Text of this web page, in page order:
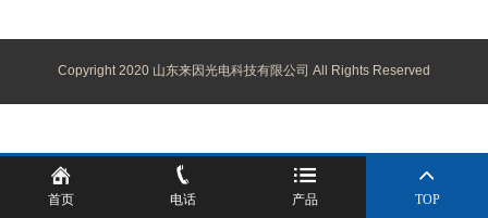
Copyright 2020 山东来因光电科技有限公司 All Rights Reserved
首页 电话 产品 TOP